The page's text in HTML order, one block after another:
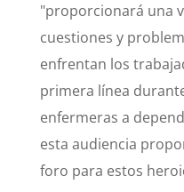
"proporcionará una
cuestiones y
enfrentan los
primera línea
enfermeras a
esta audiencia
foro para estos